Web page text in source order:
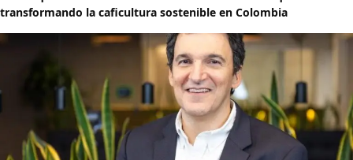
transformando la caficultura sostenible en Colombia